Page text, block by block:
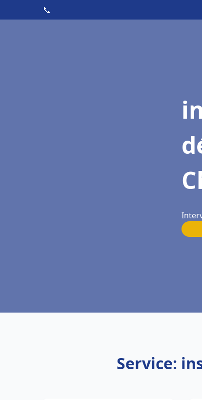
📞
Service: